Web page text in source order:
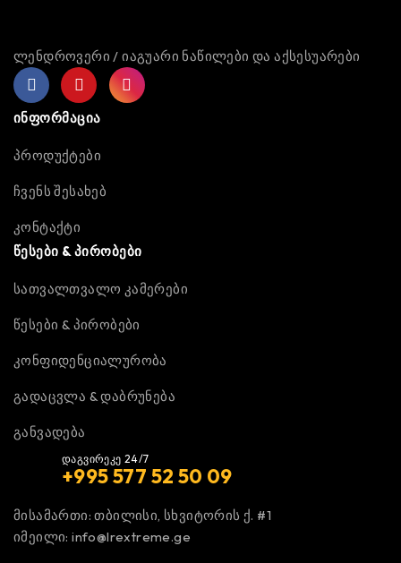
ლენდროვერი / იაგუარი ნაწილები და აქსესუარები
ინფორმაცია
პროდუქტები
ჩვენს შესახებ
კონტაქტი
წესები & პირობები
სათვალთვალო კამერები
წესები & პირობები
კონფიდენციალურობა
გადაცვლა & დაბრუნება
განვადება
დაგვირეკე 24/7
+995 577 52 50 09
მისამართი: თბილისი, სხვიტორის ქ. #1
იმეილი:info@lrextreme.ge